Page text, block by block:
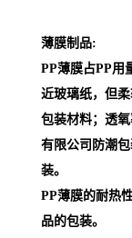
薄膜制品:
PP薄膜占PP用
近玻璃纸，但
包装材料；透
有限公司防潮
装。
PP薄膜的耐热
品的包装。